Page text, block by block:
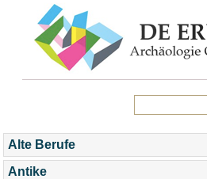
Alte Berufe
Antike